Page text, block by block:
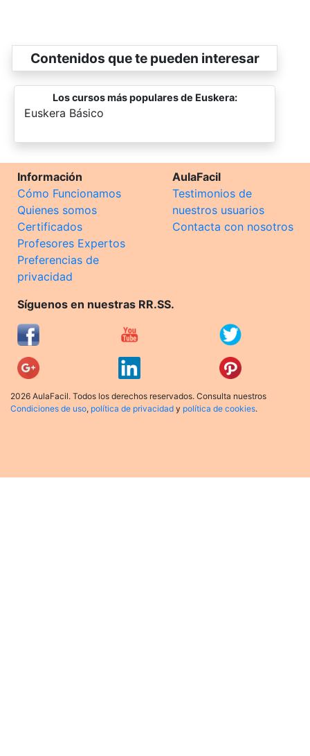
Contenidos que te pueden interesar
Los cursos más populares de Euskera:
-
Euskera Básico
Información
Cómo Funcionamos
Quienes somos
Certificados
Profesores Expertos
Preferencias de
privacidad
AulaFacil
Testimonios de
nuestros usuarios
Contacta con nosotros
Síguenos en nuestras RR.SS.
2026 AulaFacil. Todos los derechos reservados. Consulta nuestros
Condiciones de uso, política de privacidad y política de cookies.